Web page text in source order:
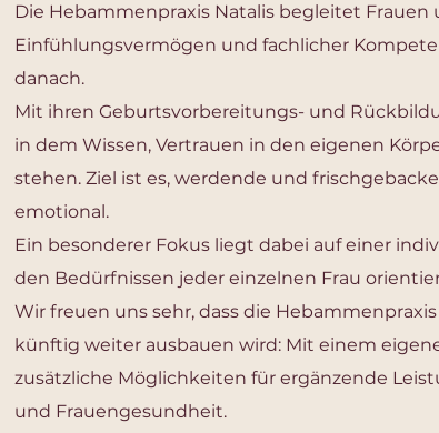
Die Hebammenpraxis Natalis begleitet
Einfühlungsvermögen und fachlicher
danach.
Mit ihren Geburtsvorbereitungs- und
in dem Wissen, Vertrauen in den eigenen
stehen. Ziel ist es, werdende und
emotional.
Ein besonderer Fokus liegt dabei auf einer
den Bedürfnissen jeder einzelnen Frau
Wir freuen uns sehr, dass die
künftig weiter ausbauen wird: Mit einem
zusätzliche Möglichkeiten für ergänzende
und Frauengesundheit.